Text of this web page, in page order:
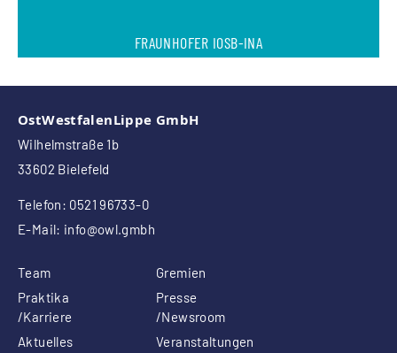
FRAUNHOFER IOSB-INA
OstWestfalenLippe GmbH
Wilhelmstraße 1b
33602 Bielefeld
Telefon: 0521 96733-0
E-Mail: info@owl.gmbh
Team
Gremien
Praktika
/Karriere
Presse
/Newsroom
Aktuelles
Veranstaltungen